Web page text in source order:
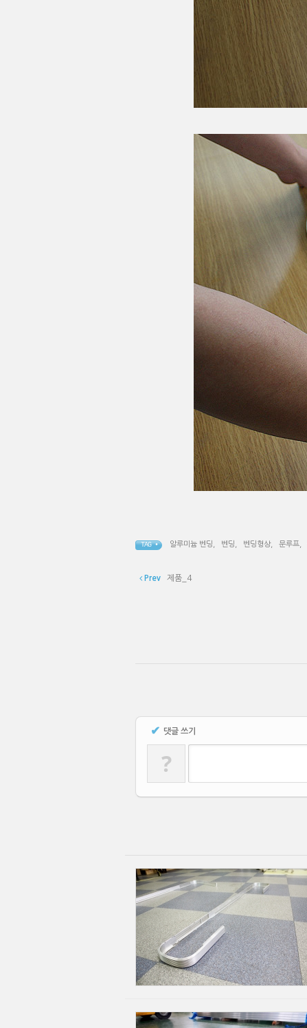
TAG • 알루미늄 벤딩 벤딩 벤딩형상, 문루프
Prev 제품_4
✔ 댓글 쓰기
?